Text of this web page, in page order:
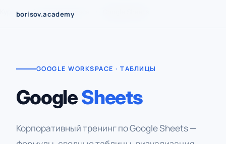
borisov.academy
Курсы › Google Workspace
GOOGLE WORKSPACE · ТАБЛИЦЫ
GoogleSheets
Корпоративный тренинг по Google Sheets —